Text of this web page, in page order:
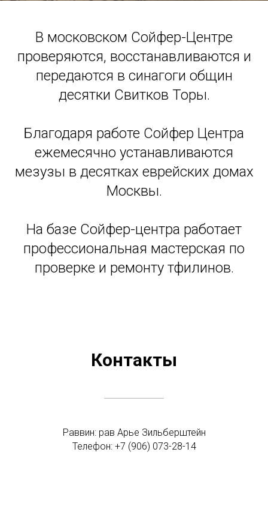
В московском Сойфер-Центре
проверяются, восстанавливаются и
передаются в синагоги общин
десятки Свитков Торы.
Благодаря работе Сойфер Центра
ежемесячно устанавливаются
мезузы в десятках еврейских домах
Москвы.
На базе Сойфер-центра работает
профессиональная мастерская по
проверке и ремонту тфилинов.
Контакты
Раввин: рав Арье Зильберштейн
Телефон: +7 (906) 073-28-14